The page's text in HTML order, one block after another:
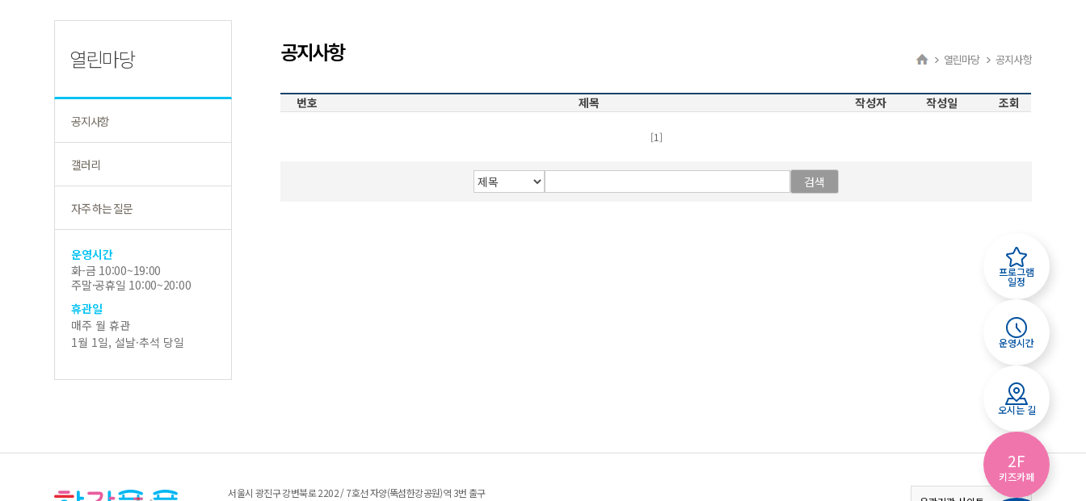
프로그램
일정
운영시간
오시는 길
2F
키즈카페
열린마당
공지사항
갤러리
자주 하는 질문
운영시간
화-금 10:00~19:00
주말·공휴일 10:00~20:00
휴관일
매주 월 휴관
1월 1일, 설날·추석 당일
열린마당 공지사항
공지사항
번호 제목 작성자 작성일 조회
[1]
검색
서울시 광진구 강변북로 2202 / 7호선 자양(뚝섬한강공원)역 3번 출구